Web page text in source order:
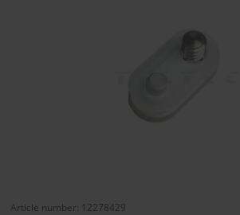
Article number: 12278429